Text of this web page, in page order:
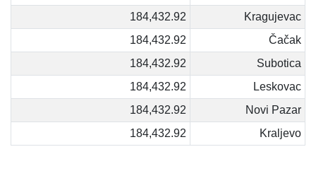
Kragujevac
184,432.92
Čačak
184,432.92
Subotica
184,432.92
Leskovac
184,432.92
Novi Pazar
184,432.92
Kraljevo
184,432.92